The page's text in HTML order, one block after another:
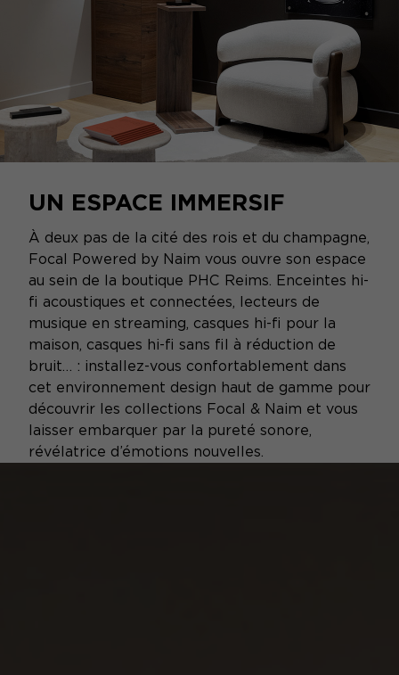
UN ESPACE IMMERSIF
À deux pas de la cité des rois et du champagne,
Focal Powered by Naim vous ouvre son espace
au sein de la boutique PHC Reims. Enceintes hi-
fi acoustiques et connectées, lecteurs de
musique en streaming, casques hi-fi pour la
maison, casques hi-fi sans fil à réduction de
bruit… : installez-vous confortablement dans
cet environnement design haut de gamme pour
découvrir les collections Focal & Naim et vous
laisser embarquer par la pureté sonore,
révélatrice d’émotions nouvelles.